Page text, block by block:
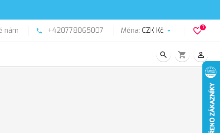
nám phone +420778065007 Měna: CZK Kč  favorite_border7
search shopping_cart person_outline